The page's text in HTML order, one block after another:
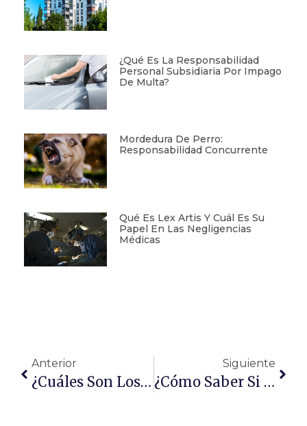
¿Qué Es La Responsabilidad
Personal Subsidiaria Por Impago
De Multa?
Mordedura De Perro:
Responsabilidad Concurrente
Qué Es Lex Artis Y Cuál Es Su
Papel En Las Negligencias
Médicas
Anterior
¿Cuáles Son Los Derechos De Los Propietarios En Propiedad Horizontal?
Siguiente
¿Cómo Saber Si Una Vivienda Tiene Carga Hipotecaria?